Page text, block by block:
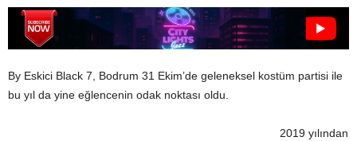
By Eskici Black 7, Bodrum 31 Ekim’de geleneksel kostüm partisi ile
bu yıl da yine eğlencenin odak noktası oldu.
2019 yılından